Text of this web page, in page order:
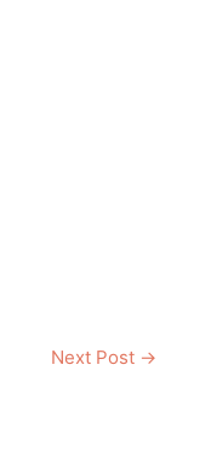
Next Post →